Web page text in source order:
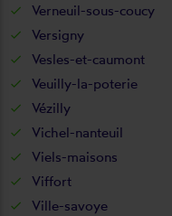
Verneuil-sous-coucy
Versigny
Vesles-et-caumont
Veuilly-la-poterie
Vézilly
Vichel-nanteuil
Viels-maisons
Viffort
Ville-savoye